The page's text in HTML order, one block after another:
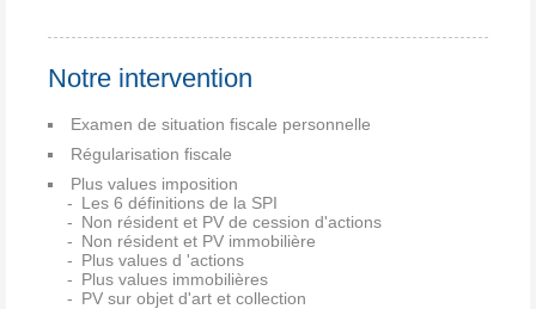
Notre intervention
Examen de situation fiscale personnelle
Régularisation fiscale
Plus values imposition
Les 6 définitions de la SPI
Non résident et PV de cession d'actions
Non résident et PV immobilière
Plus values d 'actions
Plus values immobilières
PV sur objet d'art et collection